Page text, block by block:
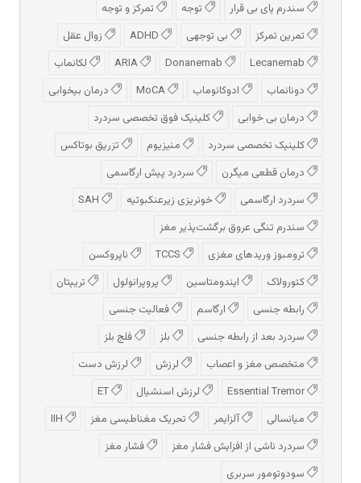
سندرم پای بی قرار
توجه
تمرکز و توجه
تمرین تمرکز
بی توجهی
زوال عقل
لکانماب
دونانماب
ادوكانوماب
درمان بیخوابی
درمان بی خوابی
کلینیک فوق تخصصی سردرد
کلینیک تخصصی سردرد
منیزیوم
تزریق بوتاکس
درمان قطعی میگرن
سردرد پیش‌ ارگاسمی
سردرد ارگاسمی
خونریزی زیرعنکبوتیه
سندرم تنگی عروق برگشت‌پذیر مغز
ترومبوز وریدهای مغزی
ناپروکسن
کتورولاک
ایندومتاسین پروپرانولول
تریپتان
رابطه جنسی
ارگاسم
فعالیت جنسی
سردرد بعد از رابطه جنسی
بلز
فلج بلز
متخصص مغز و اعصاب
لرزش
لرزش دست
لرزش اسنشیال
میانسالی
آلزایمر تحریک مغناطیسی مغز
سردرد ناشی از افزایش فشار مغز
فشار مغز
سودوتومور سربری